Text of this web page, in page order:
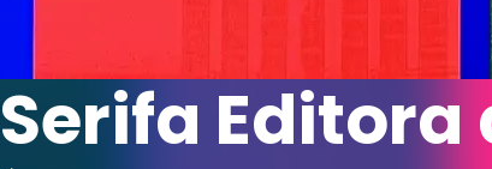
Serifa Editora